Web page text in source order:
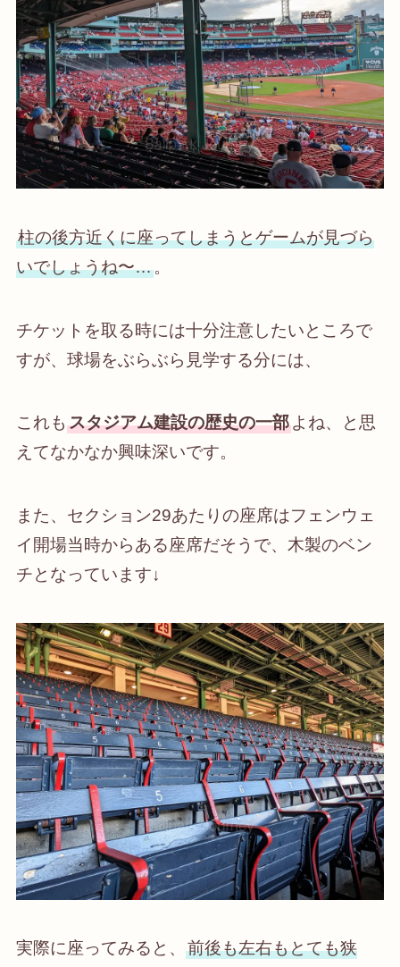
柱の後方近くに座ってしまうとゲームが見づら
いでしょうね〜…。
チケットを取る時には十分注意したいところで
すが、球場をぶらぶら見学する分には、
これも スタジアム建設の歴史の一部よね、と思
えてなかなか興味深いです。
また、セクション29あたりの座席はフェンウェ
イ開場当時からある座席だそうで、木製のベン
チとなっています↓
実際に座ってみると、 前後も左右もとても狭